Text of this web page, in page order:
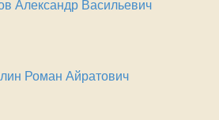
Александр Васильевич
Роман Айратович